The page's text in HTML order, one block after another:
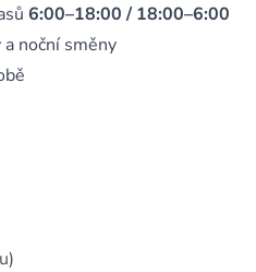
6:00–18:00 / 18:00–6:00
noční směny